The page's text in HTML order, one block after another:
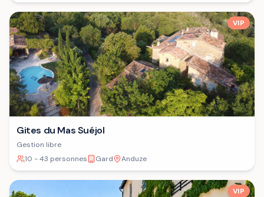
VIP
Gites du Mas Suéjol
Gestion libre
10 - 43 personnes
Gard Anduze
VIP